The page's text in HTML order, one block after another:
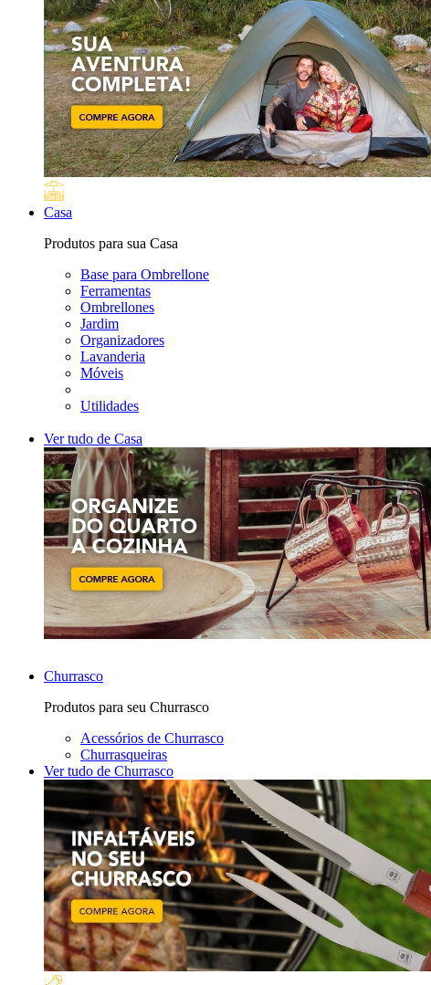
Casa
Produtos para sua Casa
Base para Ombrellone
Ferramentas
Ombrellones
Jardim
Organizadores
Lavanderia
Móveis
Utilidades
Ver tudo de Casa
Churrasco
Produtos para seu Churrasco
Acessórios de Churrasco
Churrasqueiras
Ver tudo de Churrasco